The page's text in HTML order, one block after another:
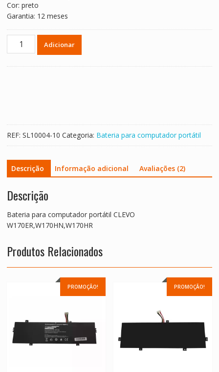
Cor: preto
Garantia: 12 meses
Quantidade
Adicionar
REF: SL10004-10 Categoria: Bateria para computador portátil
Descrição Informação adicional Avaliações (2)
Descrição
Bateria para computador portátil CLEVO
W170ER,W170HN,W170HR
Produtos Relacionados
PROMOÇÃO! PROMOÇÃO!